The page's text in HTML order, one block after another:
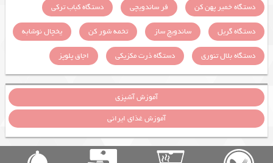
دستگاه خمیر پهن کن
فر ساندویچی
دستگاه کباب ترکی
دستگاه گریل
ساندویچ ساز تخمه شور کن
یخچال نوشابه
دستگاه بلال تنوری
دستگاه ذرت مکزیکی اجاق پلوپز
آموزش آشپزی
آموزش غذای ایرانی